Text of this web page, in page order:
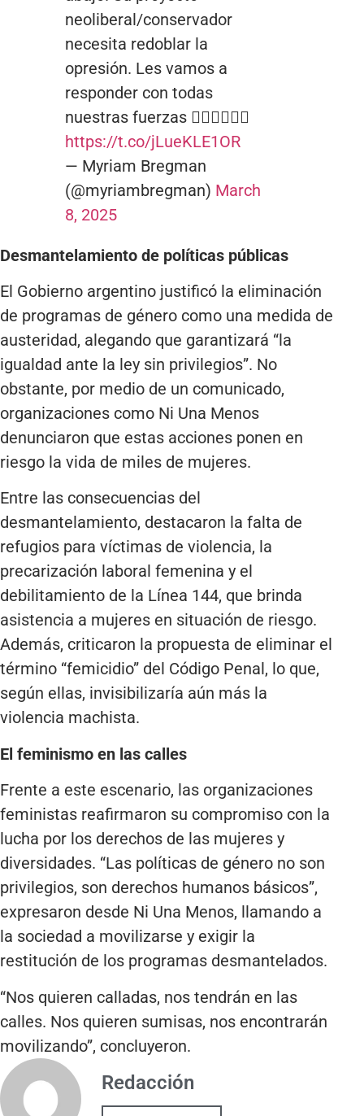
neoliberal/conservador
necesita redoblar la
opresión. Les vamos a
responder con todas
nuestras fuerzas ✊🏻💚💜🏳️‍🌈
https://t.co/jLueKLE1OR
— Myriam Bregman
(@myriambregman) March
8, 2025
Desmantelamiento de políticas públicas
El Gobierno argentino justificó la eliminación
de programas de género como una medida de
austeridad, alegando que garantizará “la
igualdad ante la ley sin privilegios”. No
obstante, por medio de un comunicado,
organizaciones como Ni Una Menos
denunciaron que estas acciones ponen en
riesgo la vida de miles de mujeres.
Entre las consecuencias del
desmantelamiento, destacaron la falta de
refugios para víctimas de violencia, la
precarización laboral femenina y el
debilitamiento de la Línea 144, que brinda
asistencia a mujeres en situación de riesgo.
Además, criticaron la propuesta de eliminar el
término “femicidio” del Código Penal, lo que,
según ellas, invisibilizaría aún más la
violencia machista.
El feminismo en las calles
Frente a este escenario, las organizaciones
feministas reafirmaron su compromiso con la
lucha por los derechos de las mujeres y
diversidades. “Las políticas de género no son
privilegios, son derechos humanos básicos”,
expresaron desde Ni Una Menos, llamando a
la sociedad a movilizarse y exigir la
restitución de los programas desmantelados.
“Nos quieren calladas, nos tendrán en las
calles. Nos quieren sumisas, nos encontrarán
movilizando”, concluyeron.
Redacción